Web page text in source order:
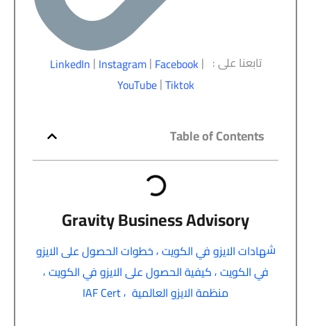
تابعنا على : LinkedIn | Instagram| Facebook|
YouTube|Tiktok
Table of Contents
Gravity Business Advisory
شهادات الايزو في الكويت,خطوات الحصول على الايزو
في الكويت,كيفية الحصول على الايزو في الكويت,
منظمة الايزو العالمية ,
IAF Cert